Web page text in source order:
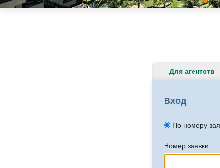
Для агентств
Вход
По номеру
Номер заявки